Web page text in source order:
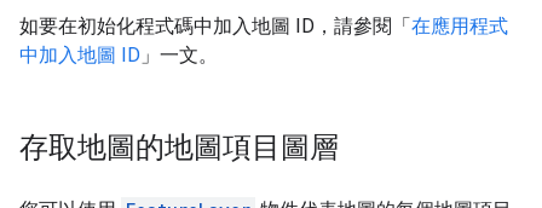
如要在初始化程式碼中加入地圖 ID，請參閱「在應用程式
中加入地圖 ID 」一文。
存取地圖的地圖項目圖層